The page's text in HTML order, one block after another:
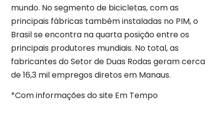
mundo. No segmento de bicicletas, com as
principais fábricas também instaladas no PIM, o
Brasil se encontra na quarta posição entre os
principais produtores mundiais. No total, as
fabricantes do Setor de Duas Rodas geram cerca
de 16,3 mil empregos diretos em Manaus.
*Com informações do site Em Tempo